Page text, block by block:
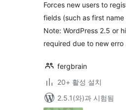
Forces new users to
fields (such as first
Note: WordPress 2.5 or
required due to new
fergbrain
20+ 활성 설치
2.5.1(와)과 시험됨